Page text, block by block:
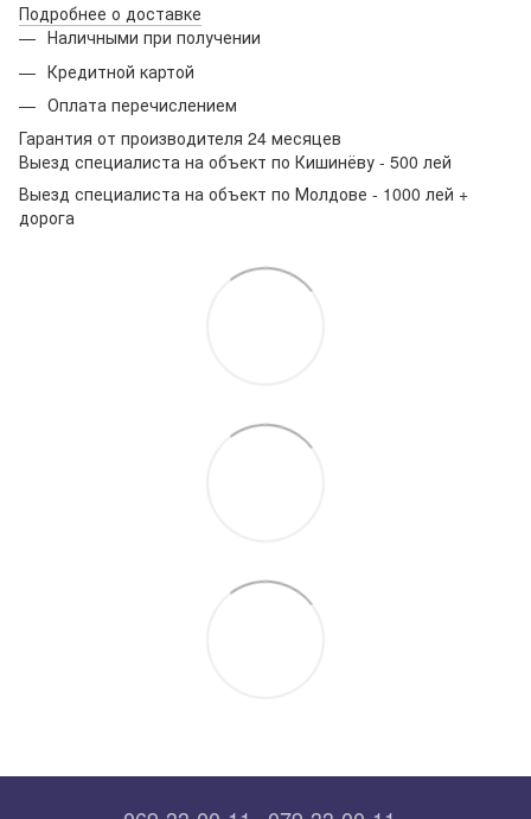
Подробнее о доставке
Наличными при получении
Кредитной картой
Оплата перечислением
Гарантия от производителя 24 месяцев
Выезд специалиста на объект по Кишинёву - 500 лей
Выезд специалиста на объект по Молдове - 1000 лей +
дорога